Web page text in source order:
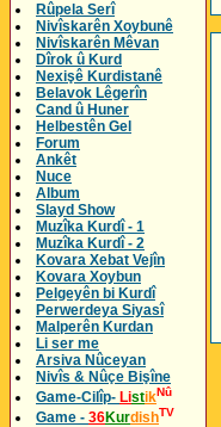
Rûpela Serî
Nivîskarên Xoybunê
Nivîskarên Mêvan
Dîrok û Kurd
Nexişê Kurdistanê
Belavok Lêgerîn
Cand û Huner
Helbestên Gel
Forum
Ankêt
Nuce
Album
Slayd Show
Muzîka Kurdî - 1
Muzîka Kurdî - 2
Kovara Xebat Vejîn
Kovara Xoybun
Pelgeyên bi Kurdî
Perwerdeya Siyasî
Malperên Kurdan
Li ser me
Arsiva Nûceyan
Nivîs & Nûçe Bişîne
Game-Cilîp- ListikNû
Game - 36KurdishTV